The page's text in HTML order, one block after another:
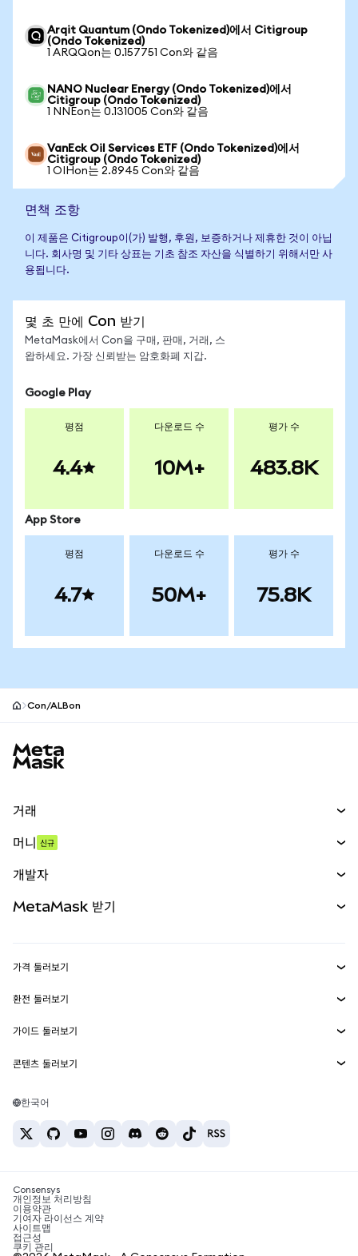
Arqit Quantum (Ondo Tokenized)에서 Citigroup
(Ondo Tokenized)
1 ARQQon는 0.157751 Con와 같음
NANO Nuclear Energy (Ondo Tokenized)에서
Citigroup (Ondo Tokenized)
1 NNEon는 0.131005 Con와 같음
VanEck Oil Services ETF (Ondo Tokenized)에서
Citigroup (Ondo Tokenized)
1 OIHon는 2.8945 Con와 같음
면책 조항
이 제품은 Citigroup이(가) 발행, 후원, 보증하거나 제휴한 것이 아닙
니다. 회사명 및 기타 상표는 기초 참조 자산을 식별하기 위해서만 사
용됩니다.
몇 초 만에 Con 받기
MetaMask에서 Con을 구매, 판매, 거래, 스
왑하세요. 가장 신뢰받는 암호화폐 지갑.
Google Play
평점
4.4
다운로드 수
10M+
평가 수
483.8K
App Store
평점
4.7
다운로드 수
50M+
평가 수
75.8K
Con/ALBon
거래
무기한 선물
실물자산
머니 신규
개발자
MetaMask Connect
Snaps
웹3 서비스
MetaMask 받기
보안
고객 지원
채용
가격 둘러보기
이더리움 가격
솔라나 가격
테더 가격
환전 둘러보기
ETH를 USD로 환전
USDT를 INR로 환전
BTC를 INR로 환전
ETH를 USDT로 환전
가이드 둘러보기
ETH 매수
USDT 매수
SHIB 매수
BNB 매수
콘텐츠 둘러보기
솔라나 지갑
암호화폐 세금 뉴스
암호화폐 매수 방법
비트코인 매도 방법
한국어
Consensys
개인정보 처리방침
이용약관
기여자 라이선스 계약
사이트맵
접근성
쿠키 관리